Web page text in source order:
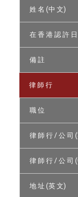
姓 名 (中 文)
在 香 港 認 許
備 註
律 師 行
職 位
律 師 行 / 公 司
律 師 行 / 公 司
地 址 (英 文)